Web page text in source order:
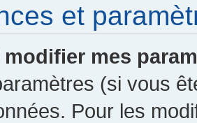
et
mes
(si vous
Pour les